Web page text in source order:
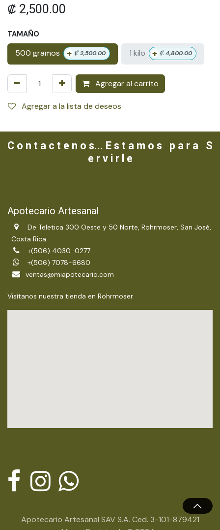
₡ 2,500.00
TAMAÑO
500 gramos + ₡2,500.00 1 kilo + ₡4,800.00
Agregar al carrito
Agregar a la lista de deseos
C o n t a c t e n o s... E s t a m o s p a r a S
e r v i r l e
Apotecario Artesanal
De Teletica 300 Oeste y 50 Norte, Rohrmoser, San José,
Costa Rica
+(506) 4030-0277
+(506) 7078-6680
ventas@miapotecario.com
Visítanos nuestra tienda en Rohrmoser
Apotecario Artesanal SAV S.A. Ced. 3-101-879421